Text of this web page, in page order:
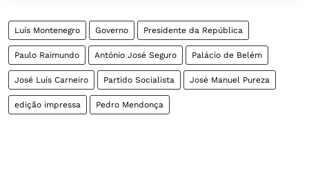
Luís Montenegro Governo Presidente da República
Paulo Raimundo António José Seguro Palácio de Belém
José Luís Carneiro Partido Socialista José Manuel Pureza
edição impressa Pedro Mendonça